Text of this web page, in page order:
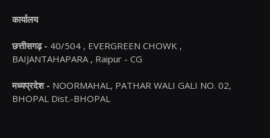
कार्यालय
छत्तीसगढ़ - 40/504 , EVERGREEN CHOWK ,
BAIJANTAHAPARA , Raipur - CG
मध्यप्रदेश - NOORMAHAL, PATHAR WALI GALI NO. 02,
BHOPAL Dist.-BHOPAL